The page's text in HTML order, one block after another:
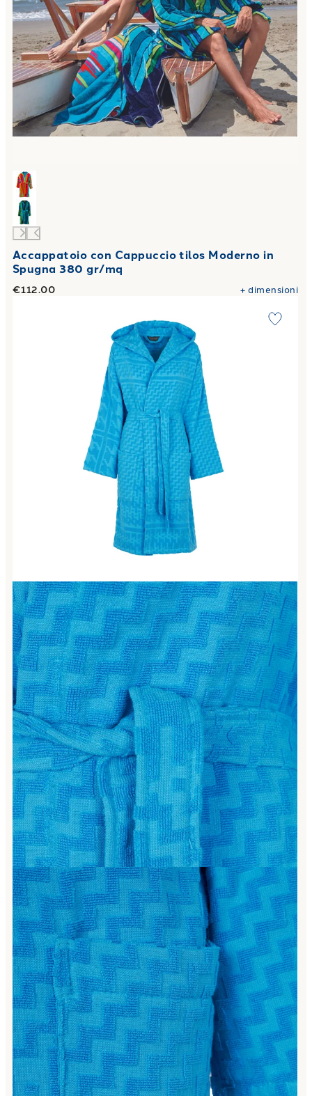
Accappatoio con Cappuccio tilos Moderno in
Spugna 380 gr/mq
€112.00 +dimensioni